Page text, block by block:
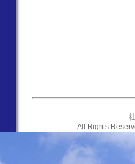
All Rights